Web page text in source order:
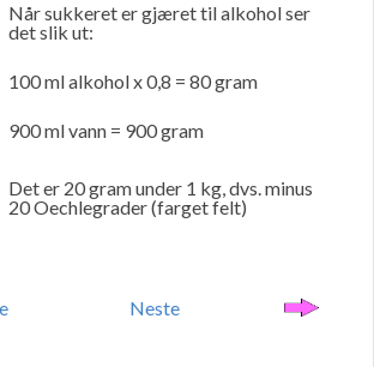
Når sukkeret er gjæret til alkohol ser
det slik ut:
100 ml alkohol x 0,8 = 80 gram
900 ml vann = 900 gram
Det er 20 gram under 1 kg, dvs. minus
20 Oechlegrader (farget felt)
Neste